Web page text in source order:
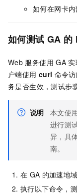
如何在网卡
如何测试 GA 的
Web 服务使用 GA
户端使用 curl 命令
务是否生效，测试步
说明 本文使
进行测
异，具
南。
在 GA 的加速地
执行以下命令，